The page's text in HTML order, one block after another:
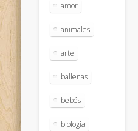
amor
animales
arte
ballenas
bebés
biologia